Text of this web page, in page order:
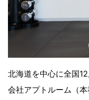
北海道を中心に全国
会社アプトルーム（